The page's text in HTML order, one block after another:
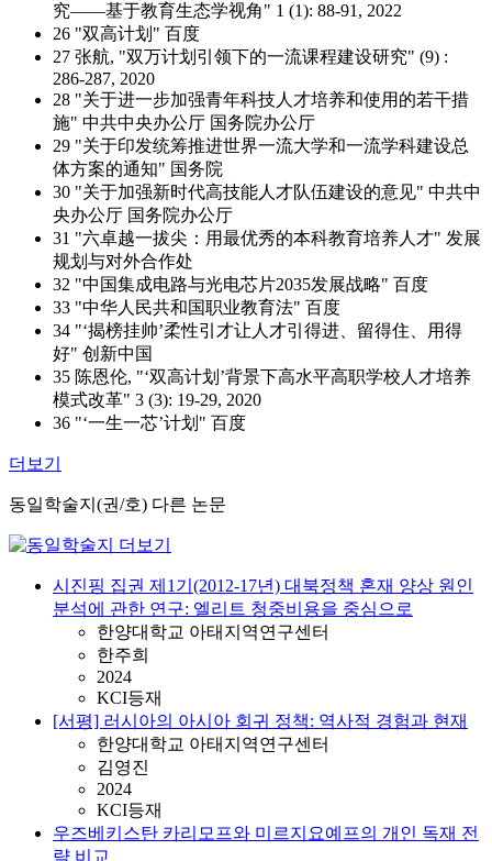
究——基于教育生态学视角" 1 (1): 88-91, 2022
26 "双高计划" 百度
27 张航, "双万计划引领下的一流课程建设研究" (9) :
286-287, 2020
28 "关于进一步加强青年科技人才培养和使用的若干措
施" 中共中央办公厅 国务院办公厅
29 "关于印发统筹推进世界一流大学和一流学科建设总
体方案的通知" 国务院
30 "关于加强新时代高技能人才队伍建设的意见" 中共中
央办公厅 国务院办公厅
31 "六卓越一拔尖：用最优秀的本科教育培养人才" 发展
规划与对外合作处
32 "中国集成电路与光电芯片2035发展战略" 百度
33 "中华人民共和国职业教育法" 百度
34 "‘揭榜挂帅’柔性引才让人才引得进、留得住、用得
好" 创新中国
35 陈恩伦, "‘双高计划’背景下高水平高职学校人才培养
模式改革" 3 (3): 19-29, 2020
36 "‘一生一芯’计划" 百度
더보기
동일학술지(권/호) 다른 논문
시진핑 집권 제1기(2012-17년) 대북정책 혼재 양상 원인
분석에 관한 연구: 엘리트 청중비용을 중심으로
한양대학교 아태지역연구센터
한주희
2024
KCI등재
[서평] 러시아의 아시아 회귀 정책: 역사적 경험과 현재
한양대학교 아태지역연구센터
김영진
2024
KCI등재
우즈베키스탄 카리모프와 미르지요예프의 개인 독재 전
략 비교